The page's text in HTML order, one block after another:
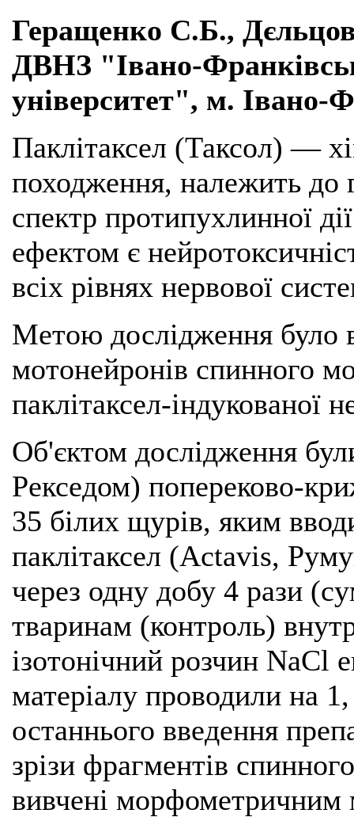
Геращенко С.Б.,
ДВНЗ "Івано-
університет", м. Івано-
Паклітаксел (Таксол) —
походження, належить до
спектр протипухлинної
ефектом є
всіх рівнях нервової
Метою дослідження було
мотонейронів спинного
паклітаксел-індукованої
Об'єктом дослідження
Рекседом) попереково-
35 білих щурів, яким
паклітаксел (Actavis,
через одну добу 4 рази
тваринам (контроль)
ізотонічний розчин NaCl
матеріалу проводили на
останнього введення
зрізи фрагментів
вивчені морфометричним